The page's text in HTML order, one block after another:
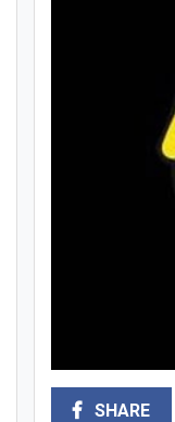
SHARE